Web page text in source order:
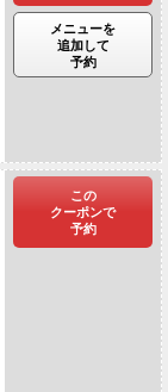
メニューを
追加して
予約
この
クーポンで
予約